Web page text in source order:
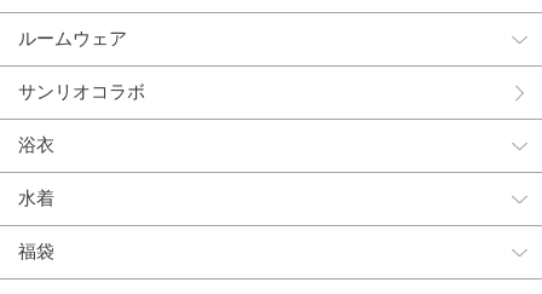
ルームウェア
サンリオコラボ
浴衣
水着
福袋